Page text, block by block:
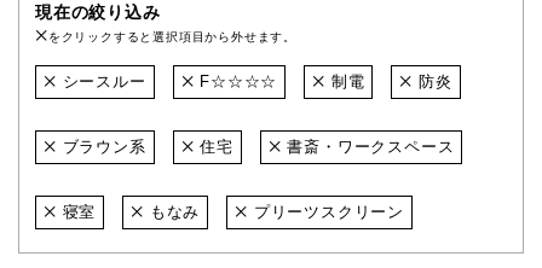
現在の絞り込み
をクリックすると選択項目から外せます。
シースルー F☆☆☆☆ 制電 防炎
ブラウン系 住宅 書斎・ワークスペース
寝室 もなみ プリーツスクリーン